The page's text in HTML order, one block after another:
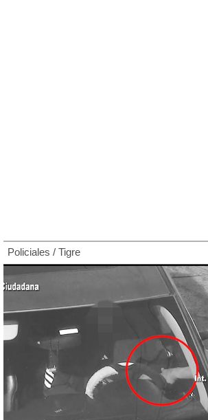
Policiales / Tigre